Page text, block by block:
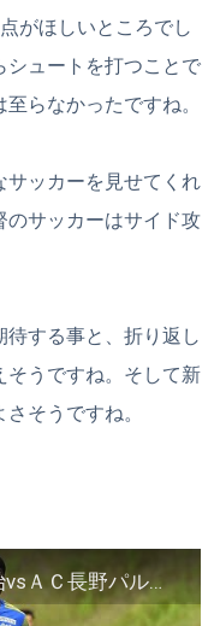
がほしいところでし
シュートを打つことで
らなかったですね。
サッカーを見せてくれ
のサッカーはサイド攻
待する事と、折り返し
そうですね。そして新
そうですね。
【公式】ハイライト：ＦＣ今治vsＡＣ長野パルセイロ 明治安田生命Ｊ３リーグ 第10節 2021/6/5